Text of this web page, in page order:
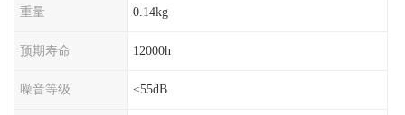
重量 0.14kg
预期寿命 12000h
噪音等级 ≤55dB